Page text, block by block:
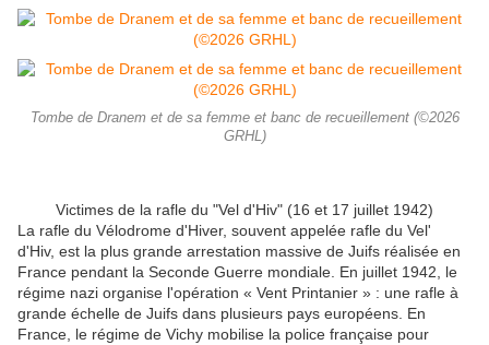
Tombe de Dranem et de sa femme et banc de recueillement (©2026
GRHL)
Victimes de la rafle du "Vel d'Hiv" (16 et 17 juillet 1942)
La rafle du Vélodrome d'Hiver, souvent appelée rafle du Vel'
d'Hiv, est la plus grande arrestation massive de Juifs réalisée en
France pendant la Seconde Guerre mondiale. En juillet 1942, le
régime nazi organise l'opération « Vent Printanier » : une rafle à
grande échelle de Juifs dans plusieurs pays européens. En
France, le régime de Vichy mobilise la police française pour